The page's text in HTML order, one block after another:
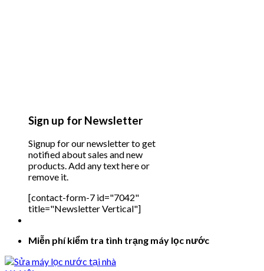
Sign up for Newsletter
Signup for our newsletter to get
notified about sales and new
products. Add any text here or
remove it.
[contact-form-7 id="7042"
title="Newsletter Vertical"]
Miễn phí kiểm tra tình trạng máy lọc nước